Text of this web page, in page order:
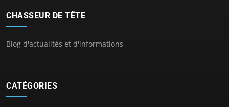
CHASSEUR DE TÊTE
Blog d'actualités et d'informations
CATÉGORIES